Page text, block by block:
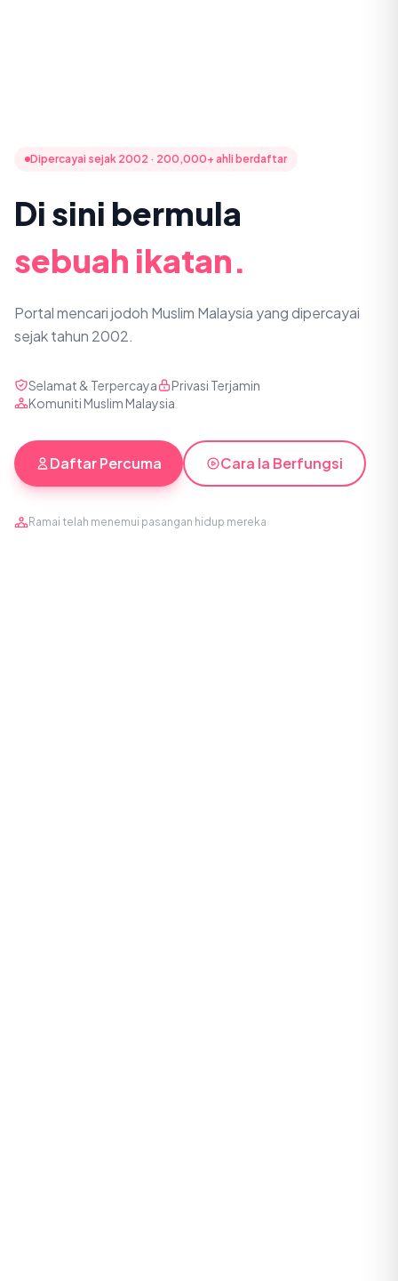
Dipercayai sejak 2002 · 200,000+ ahli berdaftar
Di sini bermula
sebuah ikatan.
Portal mencari jodoh Muslim Malaysia yang dipercayai
sejak tahun 2002.
Selamat & Terpercaya
Privasi Terjamin
Komuniti Muslim Malaysia
Daftar Percuma Cara Ia Berfungsi
Ramai telah menemui pasangan hidup mereka